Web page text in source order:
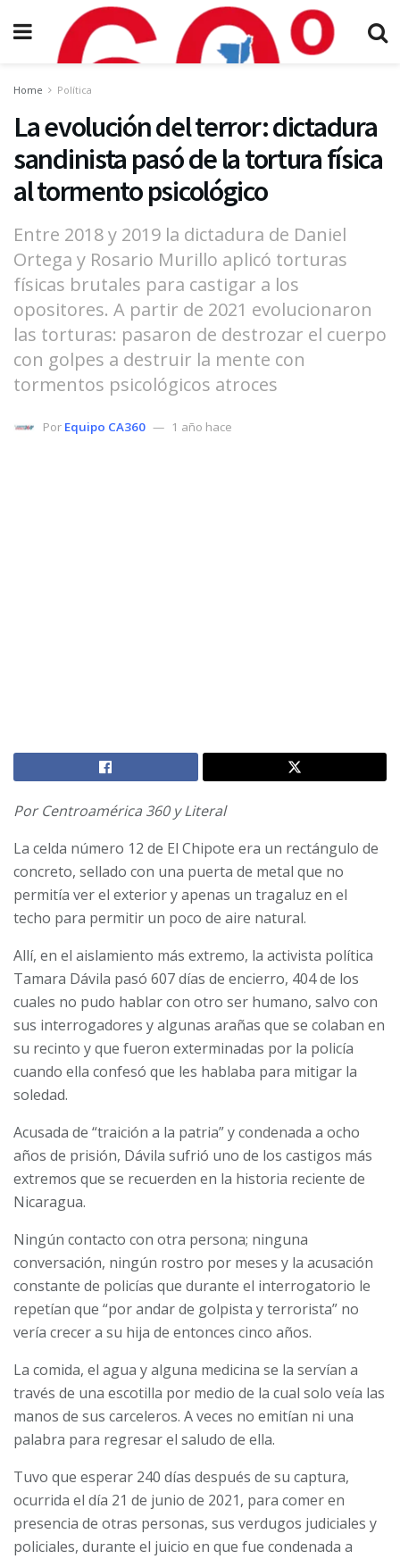
Home Política
La evolución del terror: dictadura
sandinista pasó de la tortura física
al tormento psicológico
Entre 2018 y 2019 la dictadura de Daniel
Ortega y Rosario Murillo aplicó torturas
físicas brutales para castigar a los
opositores. A partir de 2021 evolucionaron
las torturas: pasaron de destrozar el cuerpo
con golpes a destruir la mente con
tormentos psicológicos atroces
Por Equipo CA360 1 año hace
Por Centroamérica 360 y Literal
La celda número 12 de El Chipote era un rectángulo de
concreto, sellado con una puerta de metal que no
permitía ver el exterior y apenas un tragaluz en el
techo para permitir un poco de aire natural.
Allí, en el aislamiento más extremo, la activista política
Tamara Dávila pasó 607 días de encierro, 404 de los
cuales no pudo hablar con otro ser humano, salvo con
sus interrogadores y algunas arañas que se colaban en
su recinto y que fueron exterminadas por la policía
cuando ella confesó que les hablaba para mitigar la
soledad.
Acusada de “traición a la patria” y condenada a ocho
años de prisión, Dávila sufrió uno de los castigos más
extremos que se recuerden en la historia reciente de
Nicaragua.
Ningún contacto con otra persona; ninguna
conversación, ningún rostro por meses y la acusación
constante de policías que durante el interrogatorio le
repetían que “por andar de golpista y terrorista” no
vería crecer a su hija de entonces cinco años.
La comida, el agua y alguna medicina se la servían a
través de una escotilla por medio de la cual solo veía las
manos de sus carceleros. A veces no emitían ni una
palabra para regresar el saludo de ella.
Tuvo que esperar 240 días después de su captura,
ocurrida el día 21 de junio de 2021, para comer en
presencia de otras personas, sus verdugos judiciales y
policiales, durante el juicio en que fue condenada a